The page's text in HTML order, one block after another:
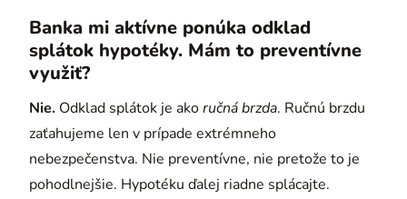
Banka mi aktívne ponúka odklad
splátok hypotéky. Mám to preventívne
využiť?
Nie. Odklad splátok je akoručná brzda. Ručnú brzdu
zaťahujeme len v prípade extrémneho
nebezpečenstva. Nie preventívne, nie pretože to je
pohodlnejšie. Hypotéku ďalej riadne splácajte.